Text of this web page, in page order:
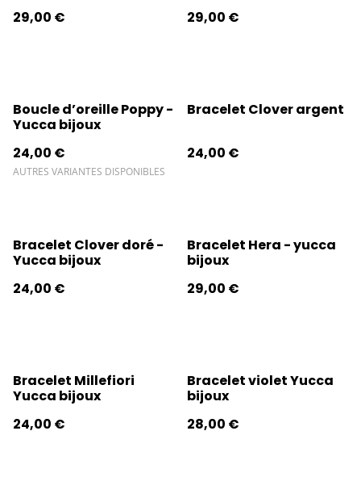
29,00 €
29,00 €
Boucle d’oreille Poppy -
Yucca bijoux
24,00 €
AUTRES VARIANTES DISPONIBLES
Bracelet Clover argent
24,00 €
Bracelet Clover doré -
Yucca bijoux
24,00 €
Bracelet Hera - yucca
bijoux
29,00 €
Bracelet Millefiori
Yucca bijoux
24,00 €
Bracelet violet Yucca
bijoux
28,00 €